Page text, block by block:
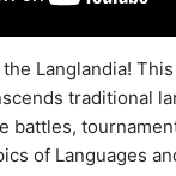
Langlandia!
traditional
battles,
of Languages